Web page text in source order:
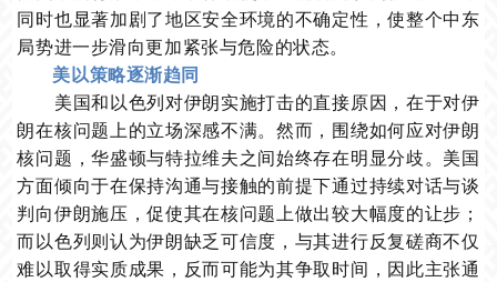
同时也显著加剧了地区安全环境的不确定性，使整个中东
局势进一步滑向更加紧张与危险的状态。
美以策略逐渐趋同
美国和以色列对伊朗实施打击的直接原因，在于对伊
朗在核问题上的立场深感不满。然而，围绕如何应对伊朗
核问题，华盛顿与特拉维夫之间始终存在明显分歧。美国
方面倾向于在保持沟通与接触的前提下通过持续对话与谈
判向伊朗施压，促使其在核问题上做出较大幅度的让步；
而以色列则认为伊朗缺乏可信度，与其进行反复磋商不仅
难以取得实质成果，反而可能为其争取时间，因此主张通